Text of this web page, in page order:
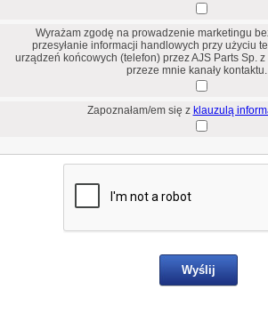
Wyrażam zgodę na prowadzenie marketingu
przesyłanie informacji handlowych przy użyciu
urządzeń końcowych (telefon) przez AJS Parts Sp.
przeze mnie kanały kontaktu.
Zapoznałam/em się z klauzulą